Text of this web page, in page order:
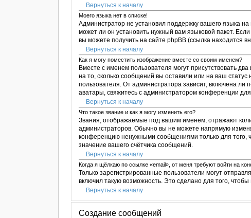
Вернуться к началу
Моего языка нет в списке!
Администратор не установил поддержку вашего языка
может ли он установить нужный вам языковой пакет.
вы можете получить на сайте phpBB (ссылка находится
Вернуться к началу
Как я могу поместить изображение вместе со своим именем?
Вместе с именем пользователя могут присутствовать
на то, сколько сообщений вы оставили или на ваш
пользователя. От администратора зависит, включена ли
аватары, свяжитесь с администратором конференции
Вернуться к началу
Что такое звание и как я могу изменить его?
Звания, отображаемые под вашим именем, отражают
администраторов. Обычно вы не можете напрямую
конференцию ненужными сообщениями только для того,
значение вашего счётчика сообщений.
Вернуться к началу
Когда я щёлкаю по ссылке «email», от меня требуют войти на
Только зарегистрированные пользователи могут
включил такую возможность. Это сделано для того,
Вернуться к началу
Создание сообщений